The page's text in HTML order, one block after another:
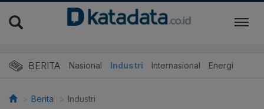
BERITA Nasional Industri Internasional Energi
Berita Industri